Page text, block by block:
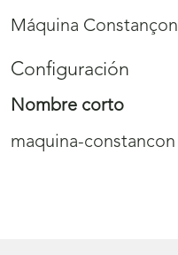
Máquina Constançon
Configuración
Nombre corto
maquina-constancon